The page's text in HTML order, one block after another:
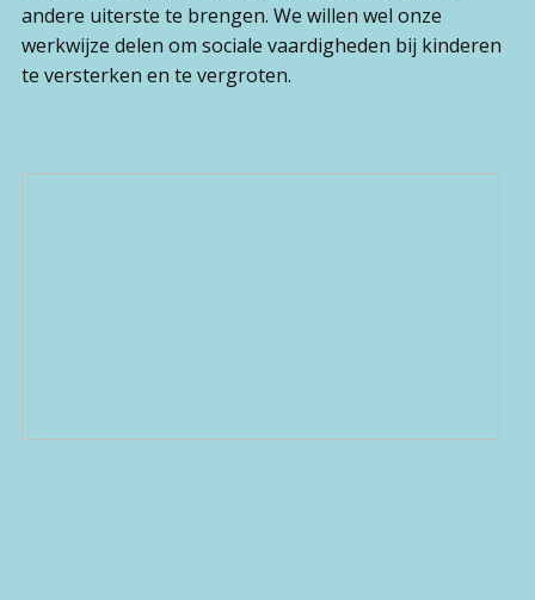
andere uiterste te brengen. We willen wel onze
werkwijze delen om sociale vaardigheden bij kinderen
te versterken en te vergroten.